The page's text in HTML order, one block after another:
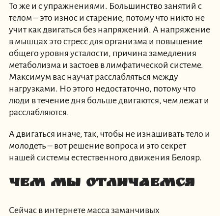
То же и с упражнениями. Большинство занятий с
телом – это износ и старение, потому что никто не
учит как двигаться без напряжений. А напряжение
в мышцах это стресс для организма и повышение
общего уровня усталости, причина замедления
метаболизма и застоев в лимфатической системе.
Максимум вас научат расслабляться между
нагрузками. Но этого недостаточно, потому что
люди в течение дня больше двигаются, чем лежат и
расслабляются.
А двигаться иначе, так, чтобы не изнашивать тело и
молодеть – вот решение вопроса и это секрет
нашей системы естественного движения Белояр.
Чем мы отличаемся
Сейчас в интернете масса заманчивых